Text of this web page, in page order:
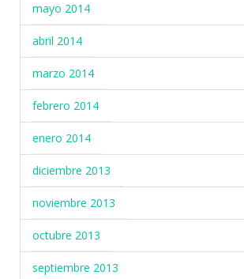
mayo 2014
abril 2014
marzo 2014
febrero 2014
enero 2014
diciembre 2013
noviembre 2013
octubre 2013
septiembre 2013